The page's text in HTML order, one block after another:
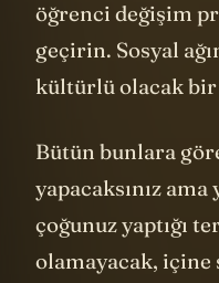
öğrenci değişim
geçirin. Sosyal
kültürlü olacak
Bütün bunlara
yapacaksınız
çoğunuz yaptığı
olamayacak, içine